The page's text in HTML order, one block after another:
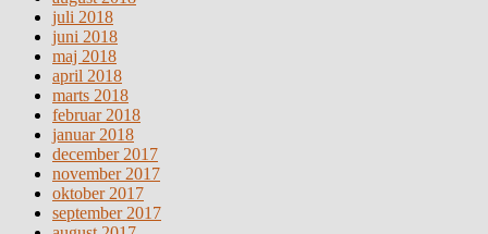
juli 2018
juni 2018
maj 2018
april 2018
marts 2018
februar 2018
januar 2018
december 2017
november 2017
oktober 2017
september 2017